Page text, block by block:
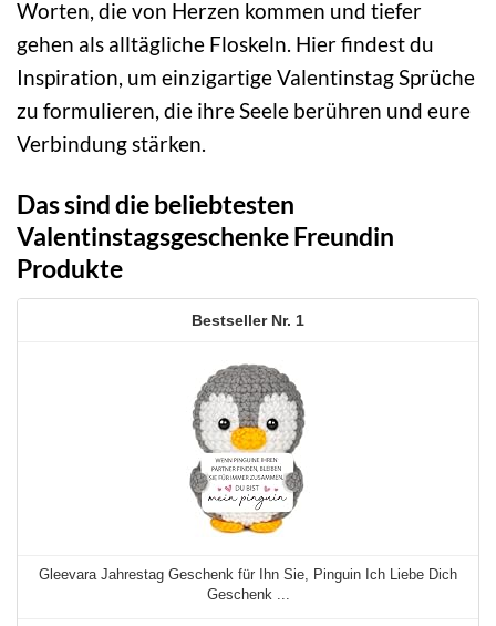
Worten, die von Herzen kommen und tiefer
gehen als alltägliche Floskeln. Hier findest du
Inspiration, um einzigartige Valentinstag Sprüche
zu formulieren, die ihre Seele berühren und eure
Verbindung stärken.
Das sind die beliebtesten
Valentinstagsgeschenke Freundin
Produkte
1
Gleevara Jahrestag Geschenk für Ihn Sie, Pinguin Ich Liebe Dich
Geschenk ...